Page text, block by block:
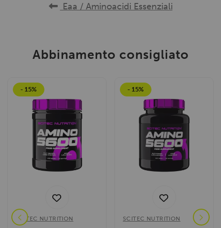
Eaa / Aminoacidi Essenziali
Abbinamento consigliato
- 15%
SCITEC NUTRITION
- 15%
SCITEC NUTRITION